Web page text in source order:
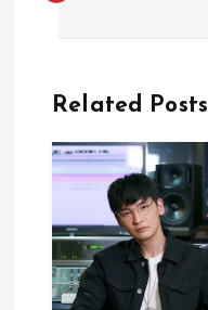
檢舉：言論自
Related Posts